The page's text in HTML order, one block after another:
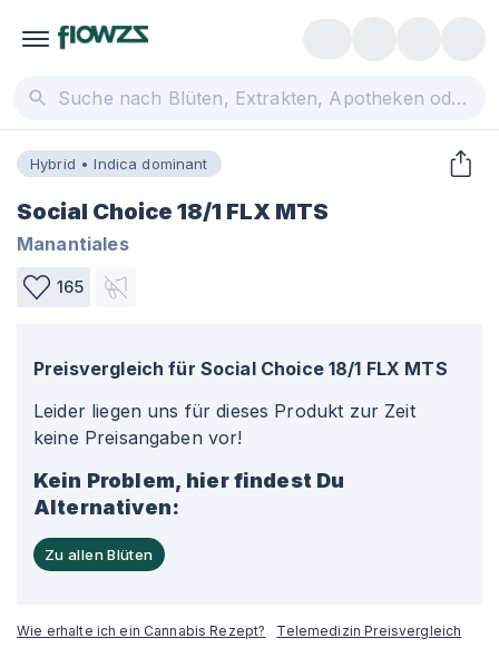
Hybrid • Indica dominant
Social Choice 18/1 FLX MTS
Manantiales
165
Preisvergleich für Social Choice 18/1 FLX MTS
Leider liegen uns für dieses Produkt zur Zeit
keine Preisangaben vor!
Kein Problem, hier findest Du
Alternativen:
Zu allen Blüten
Wie erhalte ich ein Cannabis Rezept?
Telemedizin Preisvergleich